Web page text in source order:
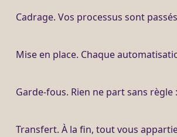
Cadrage. Vos processus sont
Mise en place. Chaque
Garde-fous. Rien ne part sans
Transfert. À la fin, tout vous